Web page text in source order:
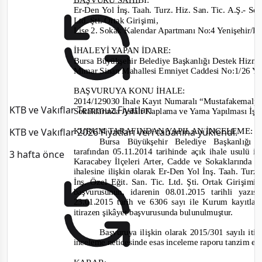
KTB ve Vakıflar Temmuz Fiyatları
KTB ve Vakıflar 2026 Fiyatları veri tabanına yüklendi.
3 hafta önce
Er-Den Yol İnş. Taah. Turz. Hiz. San. Tic. A.Ş.-
Ltd. Şti. Ortak Girişimi,
Lise 2. Sokak Kalendar Apartmanı No:4
İHALEYİ YAPAN İDARE:
Bursa Büyükşehir Belediye Başkanlığı Destek
Mimar Sinan Mahallesi Emniyet CaddesiNo:1/26
BAŞVURUYA KONU İHALE:
2014/129030İhale Kayıt Numaralı
Sokaklarında Asfalt Kaplama ve Yama Yapılması
KURUM TARAFINDAN YAPILAN İNCELEME:
Bursa Büyükşehir Belediye Başkanlığı
tarafından 05.11.2014 tarihinde açık ihale usulü
Karacabey İlçeleri Arter, Cadde ve Sokaklarında
ihalesine ilişkin olarak Er-Den Yol İnş. Taah.
İnş. Özel Eğit. San. Tic. Ltd. Şti. Ortak Girişimi’
başvurusunun, idarenin 08.01.2015tarihli
23.01.2015 tarih ve 6306sayı ile Kurum
itirazen şikâyet başvurusunda bulunulmuştur.
Başvuruya ilişkin olarak 2015/301 sayılı
inceleme neticesinde esas inceleme raporu tanzim